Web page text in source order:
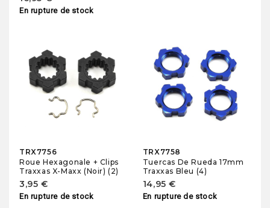
En rupture de stock
TRX7756
Roue Hexagonale + Clips
Traxxas X-Maxx (Noir) (2)
3,95 €
En rupture de stock
TRX7758
Tuercas De Rueda 17mm
Traxxas Bleu (4)
14,95 €
En rupture de stock